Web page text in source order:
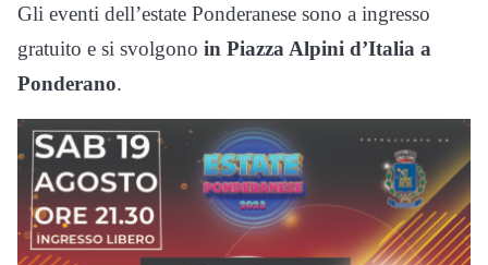
Gli eventi dell’estate Ponderanese sono a ingresso
gratuito e si svolgono in Piazza Alpini d’Italia a
Ponderano.